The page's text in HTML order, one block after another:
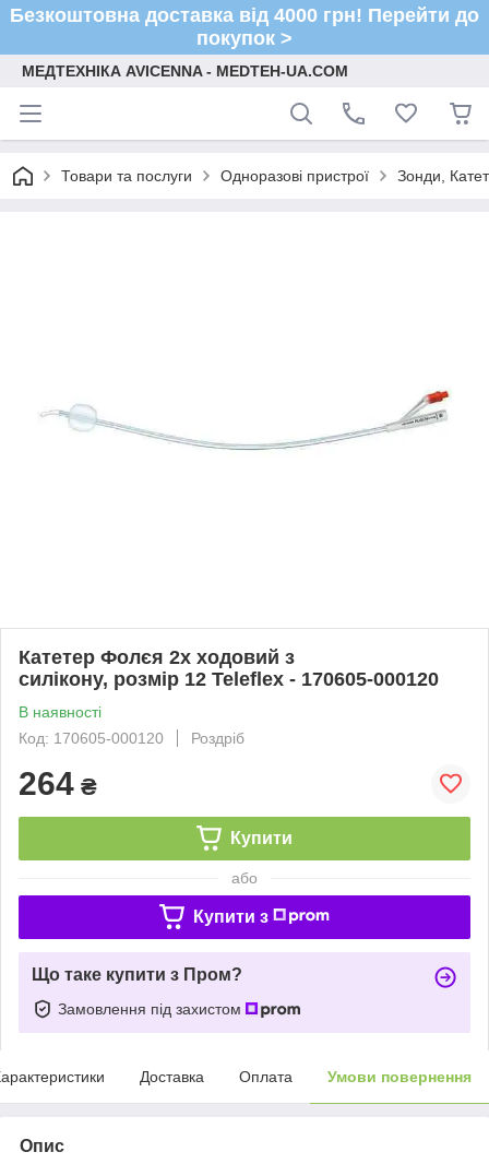
Безкоштовна доставка від 4000 грн! Перейти до
покупок >
МЕДТЕХНІКА AVICENNA - MEDTEH-UA.COM
Товари та послуги Одноразові пристрої Зонди,
Катетер Фолєя 2х ходовий з
силікону, розмір 12 Teleflex - 170605-000120
В наявності
Код: 170605-000120
Роздріб
264 ₴
Купити
або
Купити з
Що таке купити з Пром?
Замовлення під захистом
Доставка Оплата Умови повернення
Опис